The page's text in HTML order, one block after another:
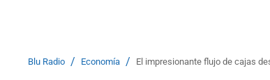
Blu Radio / Economía / El impresionante flujo de cajas